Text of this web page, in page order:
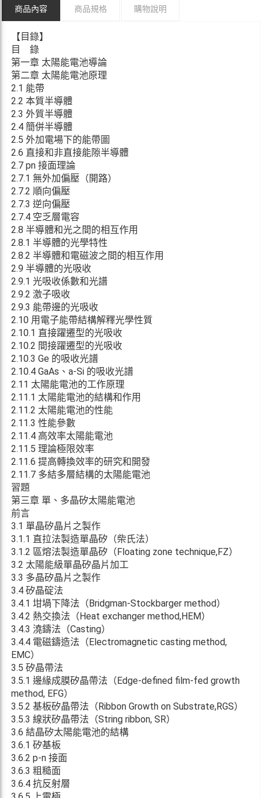
商品內容 商品規格 購物說明
【目錄】
目 錄
第一章 太陽能電池導論
第二章 太陽能電池原理
2.1 能帶
2.2 本質半導體
2.3 外質半導體
2.4 簡併半導體
2.5 外加電場下的能帶圖
2.6 直接和非直接能隙半導體
2.7 pn 接面理論
2.7.1 無外加偏壓（開路）
2.7.2 順向偏壓
2.7.3 逆向偏壓
2.7.4 空乏層電容
2.8 半導體和光之間的相互作用
2.8.1 半導體的光學特性
2.8.2 半導體和電磁波之間的相互作用
2.9 半導體的光吸收
2.9.1 光吸收係數和光譜
2.9.2 激子吸收
2.9.3 能帶邊的光吸收
2.10 用電子能帶結構解釋光學性質
2.10.1 直接躍遷型的光吸收
2.10.2 間接躍遷型的光吸收
2.10.3 Ge 的吸收光譜
2.10.4 GaAs、a-Si 的吸收光譜
2.11 太陽能電池的工作原理
2.11.1 太陽能電池的結構和作用
2.11.2 太陽能電池的性能
2.11.3 性能參數
2.11.4 高效率太陽能電池
2.11.5 理論極限效率
2.11.6 提高轉換效率的研究和開發
2.11.7 多結多層結構的太陽能電池
習題
第三章 單、多晶矽太陽能電池
前言
3.1 單晶矽晶片之製作
3.1.1 直拉法製造單晶矽（柴氏法）
3.1.2 區熔法製造單晶矽（Floating zone technique,FZ）
3.2 太陽能級單晶矽晶片加工
3.3 多晶矽晶片之製作
3.4 矽晶碇法
3.4.1 坩堝下降法（Bridgman-Stockbarger method）
3.4.2 熱交換法（Heat exchanger method,HEM）
3.4.3 澆鑄法（Casting）
3.4.4 電磁鑄造法（Electromagnetic casting method,
EMC）
3.5 矽晶帶法
3.5.1 邊緣成膜矽晶帶法（Edge-defined film-fed growth
method, EFG）
3.5.2 基板矽晶帶法（Ribbon Growth on Substrate,RGS）
3.5.3 線狀矽晶帶法（String ribbon, SR）
3.6 結晶矽太陽能電池的結構
3.6.1 矽基板
3.6.2 p-n 接面
3.6.3 粗糙面
3.6.4 抗反射層